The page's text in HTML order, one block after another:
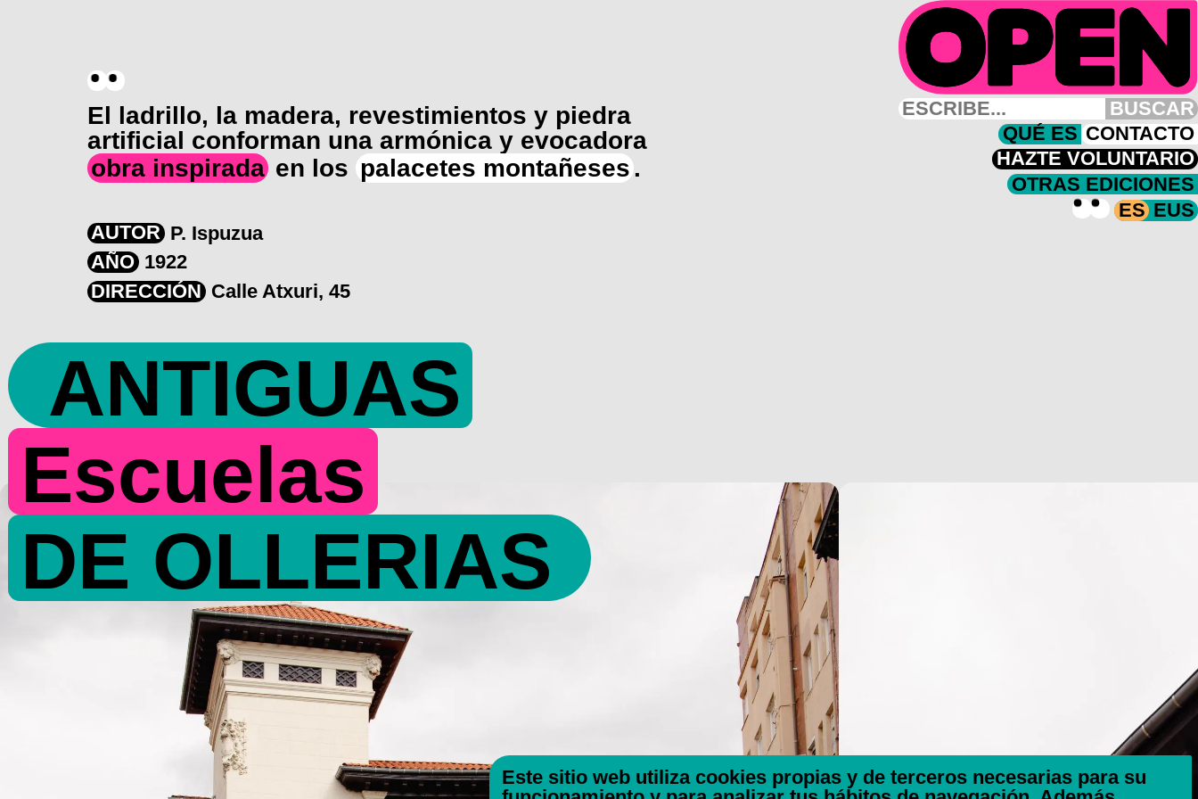
BUSCAR
QUÉ ES CONTACTO
HAZTE VOLUNTARIO
OTRAS EDICIONES
ES EUS
El ladrillo, la madera, revestimientos y piedra
artificial conforman una armónica y evocadora
obra inspirada en lospalacetes montañeses.
AUTORP. Ispuzua
AÑO1922
DIRECCIÓNCalle Atxuri, 45
ANTIGUAS
Escuelas
DE OLLERIAS
Este sitio web utiliza cookies propias y de terceros necesarias para su